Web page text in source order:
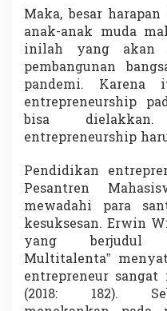
Maka, besar
anak-anak muda
inilah yang akan
pembangunan
pandemi. Karena
entrepreneurship
bisa
entrepreneurship
Pendidikan
Pesantren
mewadahi para
kesuksesan. Erwin
yang berjudul
Multitalenta”
entrepreneur sangat
(2018: 182).